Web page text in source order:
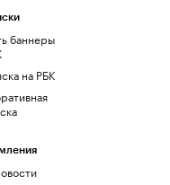
баннеры
на РБК